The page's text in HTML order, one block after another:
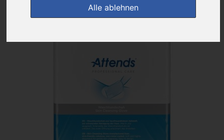
Alle ablehnen